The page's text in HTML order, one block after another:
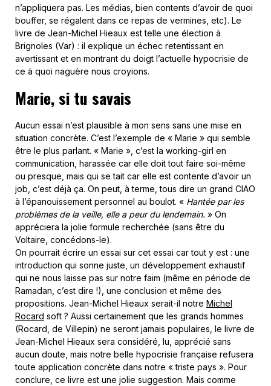
n’appliquera pas. Les médias, bien contents d’avoir de quoi
bouffer, se régalent dans ce repas de vermines, etc). Le
livre de Jean-Michel Hieaux est telle une élection à
Brignoles (Var) : il explique un échec retentissant en
avertissant et en montrant du doigt l’actuelle hypocrisie de
ce à quoi naguère nous croyions.
Marie, si tu savais
Aucun essai n’est plausible à mon sens sans une mise en
situation concrète. C’est l’exemple de « Marie » qui semble
être le plus parlant. « Marie », c’est la working-girl en
communication, harassée car elle doit tout faire soi-même
ou presque, mais qui se tait car elle est contente d’avoir un
job, c’est déjà ça. On peut, à terme, tous dire un grand CIAO
à l’épanouissement personnel au boulot. « Hantée par les
problèmes de la veille, elle a peur du lendemain. » On
appréciera la jolie formule recherchée (sans être du
Voltaire, concédons-le).
On pourrait écrire un essai sur cet essai car tout y est : une
introduction qui sonne juste, un développement exhaustif
qui ne nous laisse pas sur notre faim (même en période de
Ramadan, c’est dire !), une conclusion et même des
propositions. Jean-Michel Hieaux serait-il notre Michel
Rocard soft ? Aussi certainement que les grands hommes
(Rocard, de Villepin) ne seront jamais populaires, le livre de
Jean-Michel Hieaux sera considéré, lu, apprécié sans
aucun doute, mais notre belle hypocrisie française refusera
toute application concrète dans notre « triste pays ». Pour
conclure, ce livre est une jolie suggestion. Mais comme